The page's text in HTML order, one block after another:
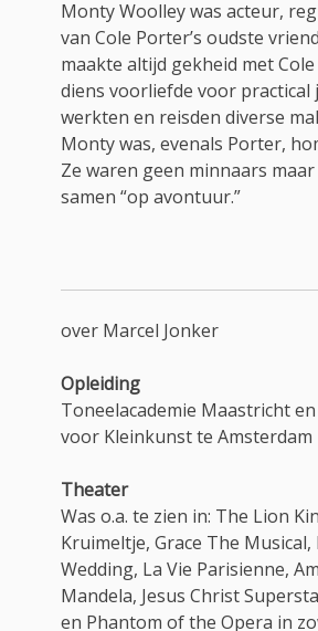
Monty Woolley was acteur,
van Cole Porter’s oudste
maakte altijd gekheid met Cole
diens voorliefde voor practical
werkten en reisden diverse
Monty was, evenals Porter,
Ze waren geen minnaars
samen “op avontuur.”
over Marcel Jonker
Opleiding
Toneelacademie Maastricht en
voor Kleinkunst te Amsterdam
Theater
Was o.a. te zien in: The Lion
Kruimeltje, Grace The Musical,
Wedding, La Vie Parisienne,
Mandela, Jesus Christ
en Phantom of the Opera in